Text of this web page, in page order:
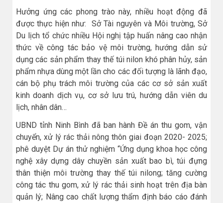
Hưởng ứng các phong trào này, nhiều hoạt động đã
được thực hiện như: Sở Tài nguyên và Môi trường, Sở
Du lịch tổ chức nhiều Hội nghị tập huấn nâng cao nhận
thức về công tác bảo vệ môi trường, hướng dẫn sử
dụng các sản phẩm thay thế túi nilon khó phân hủy, sản
phẩm nhựa dùng một lần cho các đối tượng là lãnh đạo,
cán bộ phụ trách môi trường của các cơ sở sản xuất
kinh doanh dịch vụ, cơ sở lưu trú, hướng dẫn viên du
lịch, nhân dân…
UBND tỉnh Ninh Bình đã ban hành Đề án thu gom, vận
chuyển, xử lý rác thải nông thôn giai đoạn 2020- 2025;
phê duyệt Dự án thử nghiệm “Ứng dụng khoa học công
nghệ xây dựng dây chuyền sản xuất bao bì, túi đựng
thân thiện môi trường thay thế túi nilong; tăng cường
công tác thu gom, xử lý rác thải sinh hoạt trên địa bàn
quản lý; Nâng cao chất lượng thẩm định báo cáo đánh